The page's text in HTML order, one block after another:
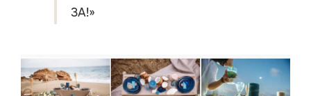
ЗА!»